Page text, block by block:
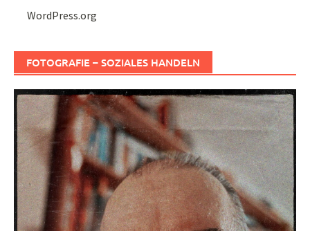
WordPress.org
FOTOGRAFIE – SOZIALES HANDELN